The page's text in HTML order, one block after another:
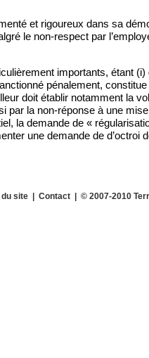
et rigoureux dans sa
le non-respect par
importants, étant
pénalement,
doit établir notamment la
par la non-réponse à une
la demande de «
une demande de d’octroi
site| Contact| © 2007-2010